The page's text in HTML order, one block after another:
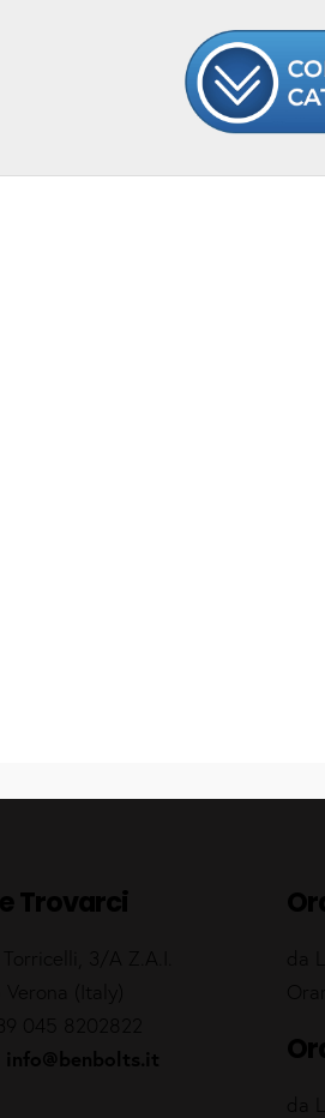
Trovarci
Torricelli, 3/A Z.A.I.
Verona (Italy)
045 8202822
info@benbolts.it